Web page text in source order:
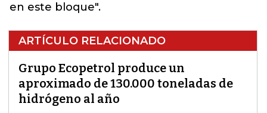
en este bloque".
ARTÍCULO RELACIONADO
Grupo Ecopetrol produce un
aproximado de 130.000 toneladas de
hidrógeno al año